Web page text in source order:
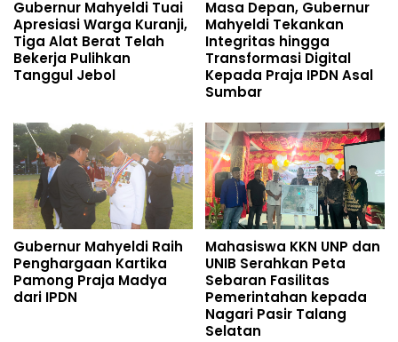
Gubernur Mahyeldi Tuai
Apresiasi Warga Kuranji,
Tiga Alat Berat Telah
Bekerja Pulihkan
Tanggul Jebol
Masa Depan, Gubernur
Mahyeldi Tekankan
Integritas hingga
Transformasi Digital
Kepada Praja IPDN Asal
Sumbar
Gubernur Mahyeldi Raih
Penghargaan Kartika
Pamong Praja Madya
dari IPDN
Mahasiswa KKN UNP dan
UNIB Serahkan Peta
Sebaran Fasilitas
Pemerintahan kepada
Nagari Pasir Talang
Selatan